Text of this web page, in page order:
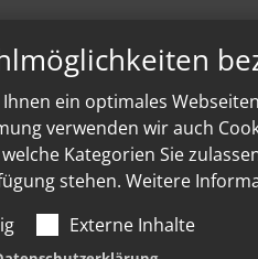
ein optimales
verwenden wir auch
Kategorien Sie
stehen. Weitere
Externe Inhalte